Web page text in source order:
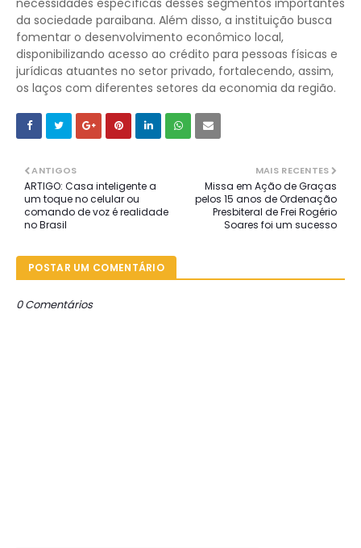
necessidades específicas desses segmentos importantes
da sociedade paraibana. Além disso, a instituição busca
fomentar o desenvolvimento econômico local,
disponibilizando acesso ao crédito para pessoas físicas e
jurídicas atuantes no setor privado, fortalecendo, assim,
os laços com diferentes setores da economia da região.
MAIS RECENTES
Missa em Ação de Graças
pelos 15 anos de Ordenação
Presbiteral de Frei Rogério
Soares foi um sucesso
ANTIGOS
ARTIGO: Casa inteligente a
um toque no celular ou
comando de voz é realidade
no Brasil
POSTAR UM COMENTÁRIO
0 Comentários